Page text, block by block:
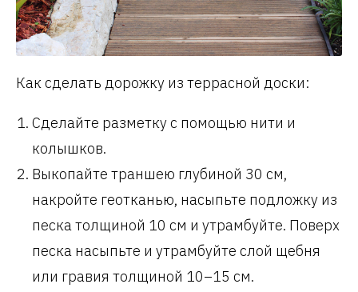
Как сделать дорожку из террасной доски:
Сделайте разметку с помощью нити и
колышков.
Выкопайте траншею глубиной 30 см,
накройте геотканью, насыпьте подложку из
песка толщиной 10 см и утрамбуйте. Поверх
песка насыпьте и утрамбуйте слой щебня
или гравия толщиной 10–15 см.